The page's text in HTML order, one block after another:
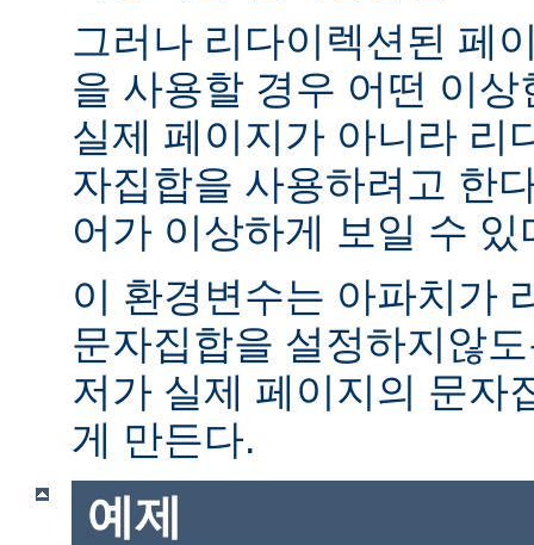
그러나 리다이렉션된 페
을 사용할 경우 어떤 이
실제 페이지가 아니라 리
자집합을 사용하려고 한
어가 이상하게 보일 수 있
이 환경변수는 아파치가
문자집합을 설정하지않
저가 실제 페이지의 문자
게 만든다.
예제